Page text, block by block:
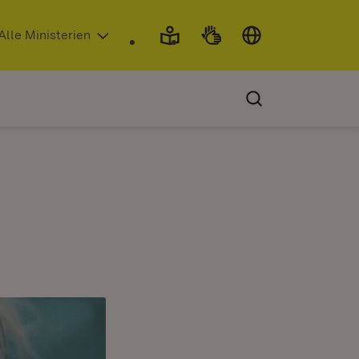
neuem Fenster)
Ministerien